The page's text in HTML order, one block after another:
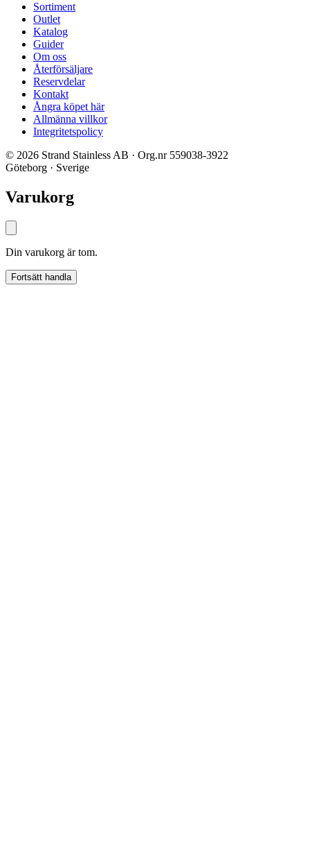
Sortiment
Outlet
Katalog
Guider
Om oss
Återförsäljare
Reservdelar
Kontakt
Ångra köpet här
Allmänna villkor
Integritetspolicy
© 2026 Strand Stainless AB · Org.nr 559038-3922
Göteborg · Sverige
Varukorg
Din varukorg är tom.
Fortsätt handla